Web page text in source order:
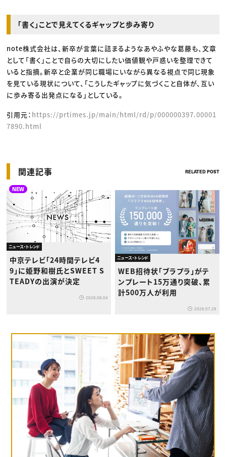
「書く」ことで見えてくるギャップと歩み寄り
note株式会社は、新卒が言葉に詰まるようなあやふやな葛藤も、文章
として「書く」ことで自らの大切にしたい価値観や戸惑いを整理できて
いると指摘。新卒と企業が同じ職場にいながら異なる視点で同じ現象
を見ている現状について、「こうしたギャップに気づくこと自体が、互い
に歩み寄る出発点になる」としている。
引用元： https://prtimes.jp/main/html/rd/p/000000397.00001
7890.html
関連記事 RELATED POST
NEW
ニュース・トレンド
中京テレビ「24時間テレビ4
9」に姫野和樹氏とSWEET S
TEADYの出演が決定
2026.08.04
ニュース・トレンド
WEB招待状「ブラプラ」がテ
ンプレート15万通り突破、累
計500万人が利用
2026.07.29